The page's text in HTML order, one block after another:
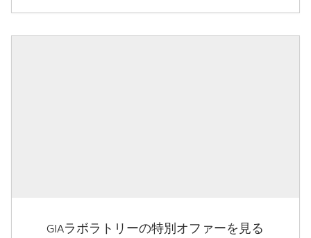
GIAラボラトリーの特別オファーを見る